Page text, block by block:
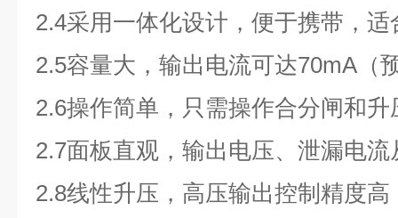
2.4采用一体化设计，便于携带，
2.5容量大，输出电流可达70mA（
2.6操作简单，只需操作合分闸和升
2.7面板直观，输出电压、泄漏电
2.8线性升压，高压输出控制精度高